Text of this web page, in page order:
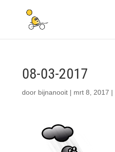
08-03-2017
door bijnanooit| mrt 8, 2017 |